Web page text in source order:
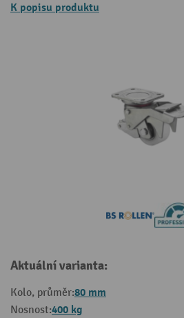
K popisu produktu
Aktuální varianta:
Kolo, průměr:80 mm
Nosnost:400 kg